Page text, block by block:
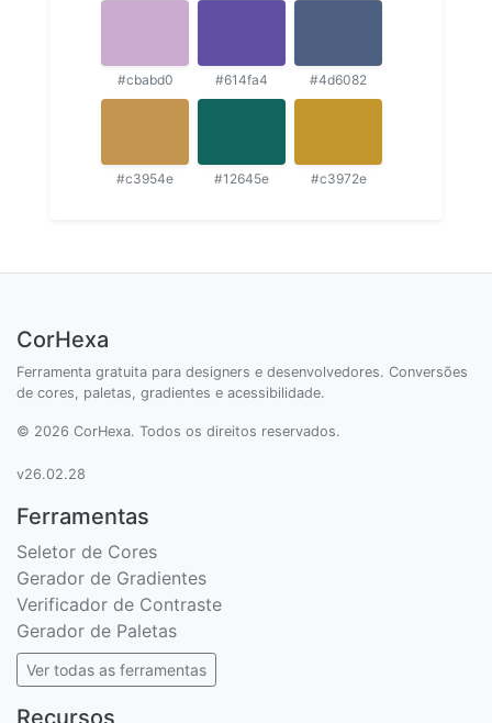
#cbabd0 #614fa4 #4d6082
#c3954e #12645e #c3972e
CorHexa
Ferramenta gratuita para designers e desenvolvedores. Conversões
de cores, paletas, gradientes e acessibilidade.
© 2026 CorHexa. Todos os direitos reservados.
v26.02.28
Ferramentas
Seletor de Cores
Gerador de Gradientes
Verificador de Contraste
Gerador de Paletas
Ver todas as ferramentas
Recursos